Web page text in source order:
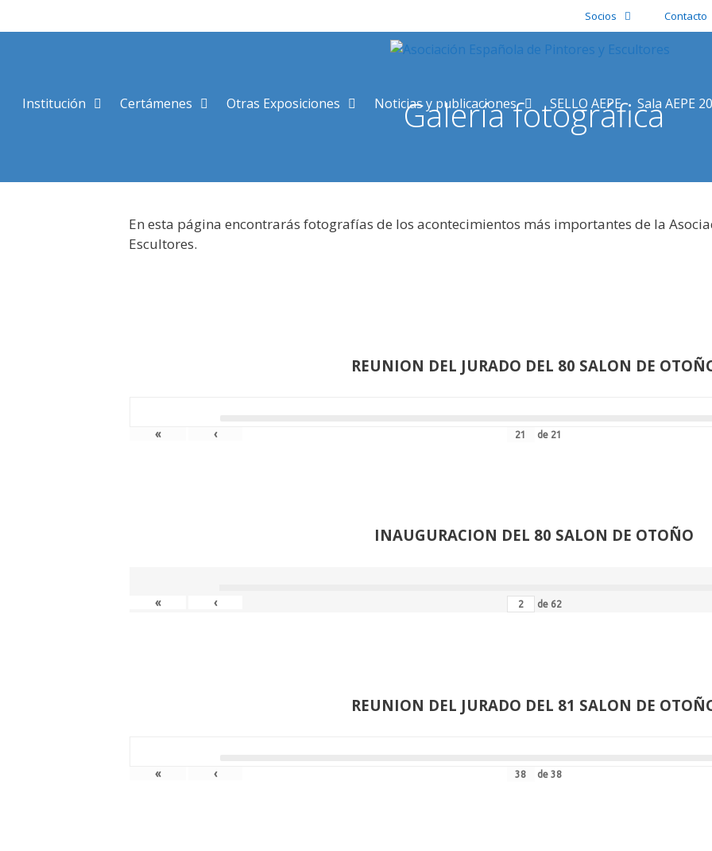
al
Socios Contacto
Institución Certámenes Otras Exposiciones Noticias y publicaciones SELLO AEPE Sala AEPE
Galería fotográfica
En esta página encontrarás fotografías de los acontecimientos más importantes de la
Escultores.
REUNION DEL JURADO DEL 80 SALON DE
« ‹ de 21
INAUGURACION DEL 80 SALON DE OTOÑO
« ‹ de 62
REUNION DEL JURADO DEL 81 SALON DE
« ‹ de 38